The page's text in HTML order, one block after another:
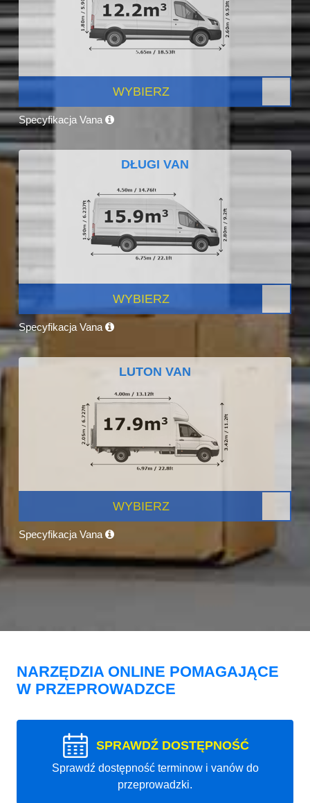
WYBIERZ
Specyfikacja Vana
DŁUGI VAN
WYBIERZ
Specyfikacja Vana
LUTON VAN
WYBIERZ
Specyfikacja Vana
NARZĘDZIA ONLINE POMAGAJĄCE
W PRZEPROWADZCE
SPRAWDŹ DOSTĘPNOŚĆ
Sprawdź dostępność terminow i vanów do
przeprowadzki.